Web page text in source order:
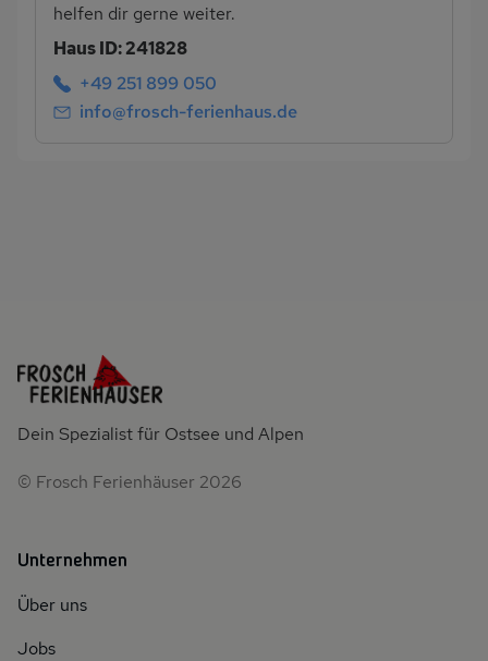
helfen dir gerne weiter.
Haus ID: 241828
+49 251 899 050
info@frosch-ferienhaus.de
Dein Spezialist für Ostsee und Alpen
© Frosch Ferienhäuser 2026
Unternehmen
Über uns
Jobs